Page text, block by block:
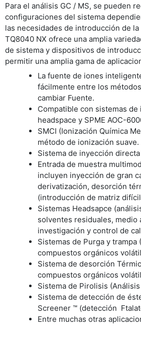
Para el análisis GC / MS, se pueden
configuraciones del sistema
las necesidades de introducción de la
TQ8040 NX ofrece una amplia
de sistema y dispositivos de
permitir una amplia gama de
La fuente de iones
fácilmente entre los
cambiar Fuente.
Compatible con sistemas
headspace y SPME AOC-
SMCI (Ionización Química
método de ionización suave.
Sistema de inyección
Entrada de muestra
incluyen inyección de gran
derivatización, desorción
(introducción de matriz
Sistemas Headsapce
solventes residuales, medio
investigación y control de
Sistemas de Purga y trampa
compuestos orgánicos
Sistema de desorción
compuestos orgánicos
Sistema de Pirolisis
Sistema de detección de
Screener ™ (detección
Entre muchas otras